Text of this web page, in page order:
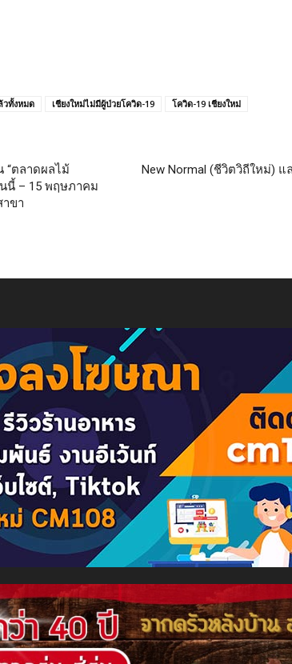
วทั้งหมด เชียงใหม่ไม่มีผู้ป่วยโควิด-19 โควิด-19 เชียงใหม่
“ตลาดผลไม้
นี้ – 15 พฤษภาคม
ขา
New Normal (ชีวิตวิถีใหม่) แ